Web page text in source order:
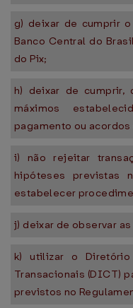
g) deixar de cumprir
Banco Central do
do Pix;
h) deixar de cumprir,
máximos
pagamento ou
i) não rejeitar
hipóteses previstas
estabelecer
j) deixar de observar
k) utilizar o
Transacionais (DICT)
previstos no